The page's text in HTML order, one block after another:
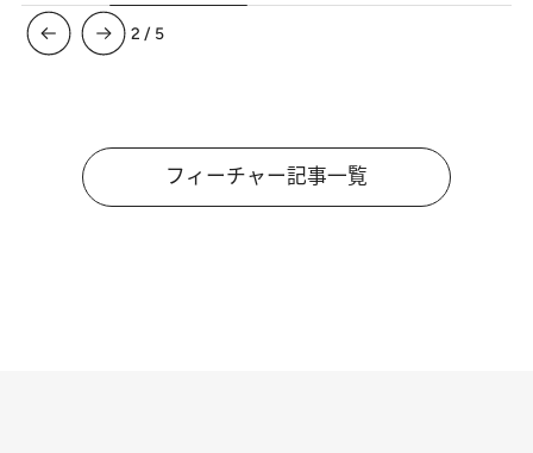
3 / 5
フィーチャー記事一覧